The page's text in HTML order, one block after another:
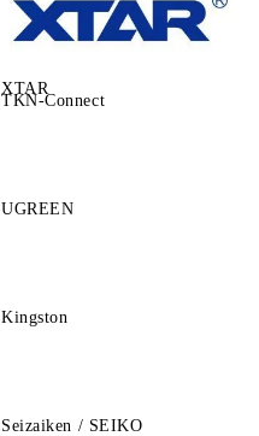
XTAR
TKN-Connect
UGREEN
Kingston
Seizaiken / SEIKO